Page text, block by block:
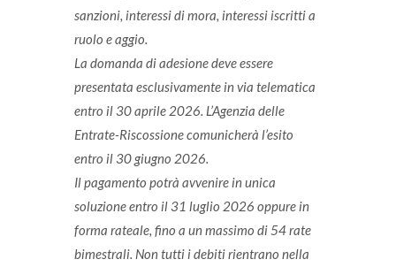
sanzioni, interessi di mora, interessi iscritti a
ruolo e aggio.
La domanda di adesione deve essere
presentata esclusivamente in via telematica
entro il 30 aprile 2026. L’Agenzia delle
Entrate-Riscossione comunicherà l’esito
entro il 30 giugno 2026.
Il pagamento potrà avvenire in unica
soluzione entro il 31 luglio 2026 oppure in
forma rateale, fino a un massimo di 54 rate
bimestrali. Non tutti i debiti rientrano nella